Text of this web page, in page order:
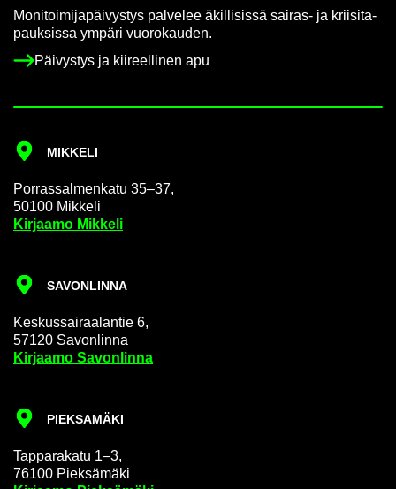
Mo­ni­toi­mi­ja­päi­vys­tys pal­ve­lee äkil­li­sis­sä sairas-​ ja krii­si­ta­
pauk­sis­sa ym­pä­ri vuo­ro­kau­den.
Päi­vys­tys ja kii­reel­li­nen apu
MIK­KE­LI
Por­ras­sal­men­ka­tu 35–37,
50100 Mik­ke­li
Kir­jaa­mo Mik­ke­li
SA­VON­LIN­NA
Kes­kus­sai­raa­lan­tie 6,
57120 Sa­von­lin­na
Kir­jaa­mo Sa­von­lin­na
PIEK­SA­MÄ­KI
Tap­pa­ra­ka­tu 1–3,
76100 Piek­sä­mä­ki